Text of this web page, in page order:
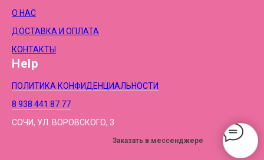
О НАС
ДОСТАВКА И ОПЛАТА
КОНТАКТЫ
Help
ПОЛИТИКА КОНФИДЕНЦИАЛЬНОСТИ
8 938 441 87 77
СОЧИ, УЛ. ВОРОВСКОГО, 3
Заказать в мессенджере